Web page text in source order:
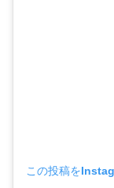
この投稿を